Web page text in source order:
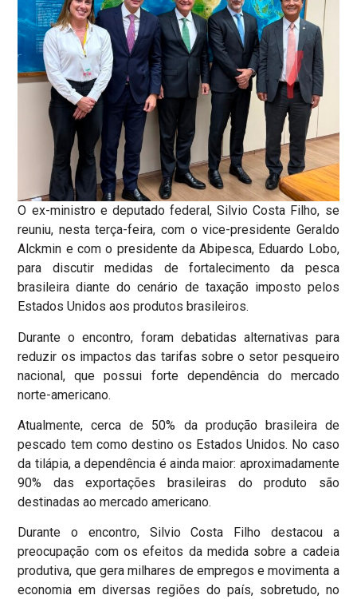
O ex-ministro e deputado federal, Silvio Costa Filho, se
reuniu, nesta terça-feira, com o vice-presidente Geraldo
Alckmin e com o presidente da Abipesca, Eduardo Lobo,
para discutir medidas de fortalecimento da pesca
brasileira diante do cenário de taxação imposto pelos
Estados Unidos aos produtos brasileiros.
Durante o encontro, foram debatidas alternativas para
reduzir os impactos das tarifas sobre o setor pesqueiro
nacional, que possui forte dependência do mercado
norte-americano.
Atualmente, cerca de 50% da produção brasileira de
pescado tem como destino os Estados Unidos. No caso
da tilápia, a dependência é ainda maior: aproximadamente
90% das exportações brasileiras do produto são
destinadas ao mercado americano.
Durante o encontro, Silvio Costa Filho destacou a
preocupação com os efeitos da medida sobre a cadeia
produtiva, que gera milhares de empregos e movimenta a
economia em diversas regiões do país, sobretudo, no